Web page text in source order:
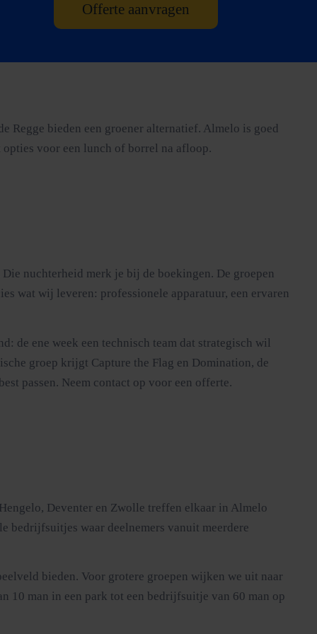
Offerte aanvragen
Regge bieden een groener alternatief. Almelo is goed
voor een lunch of borrel na afloop.
nuchterheid merk je bij de boekingen. De groepen
wat wij leveren: professionele apparatuur, een ervaren
de ene week een technisch team dat strategisch wil
groep krijgt Capture the Flag en Domination, de
passen. Neem contact op voor een offerte.
Deventer en Zwolle treffen elkaar in Almelo
bedrijfsuitjes waar deelnemers vanuit meerdere
bieden. Voor grotere groepen wijken we uit naar
10 man in een park tot een bedrijfsuitje van 60 man op